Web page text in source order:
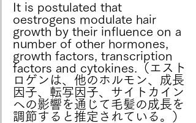
It is postulated that
oestrogens modulate hair
growth by their influence on a
number of other hormones,
growth factors, transcription
factors and cytokines.（エスト
ロゲンは、他のホルモン、成長
因子、転写因子、サイトカイン
への影響を通じて毛髪の成長を
調節すると推定されている。）